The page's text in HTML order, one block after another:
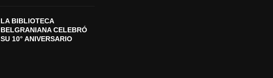
LA BIBLIOTECA
BELGRANIANA CELEBRÓ
SU 10° ANIVERSARIO